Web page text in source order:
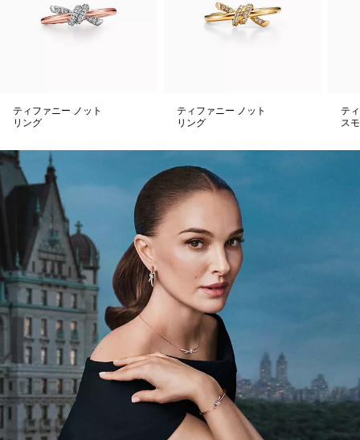
ティファニー ノット
リング
ティファニー ノット
リング
テ
ス